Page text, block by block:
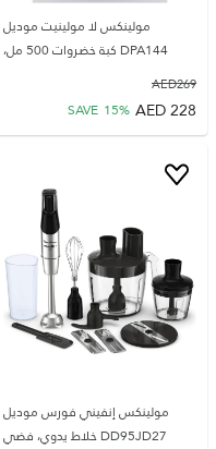
مولينكس لا مولينيت موديل
DPA144 كبة خضروات 500 مل،
269
AED
228
AED
SAVE 15%
مولينكس إنفيني فورس موديل
DD95JD27 خلاط يدوي، فضي